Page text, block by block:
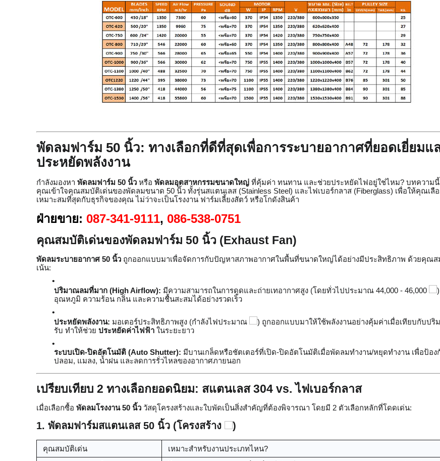
พัดลมฟาร์ม 50 นิ้ว: ทางเลือกที่ดีที่สุดเพื่อการระบายอากาศที่ยอดเยี่ยมแ
ประหยัดพลังงาน
กำลังมองหา พัดลมฟาร์ม 50 นิ้ว หรือ พัดลมอุตสาหกรรมขนาดใหญ่ ที่คุ้มค่า ทนทาน และช่วยประหยัดไฟอยู่ใช่ไหม? บทความนี้
คุณเข้าใจคุณสมบัติเด่นของพัดลมขนาด 50 นิ้ว ทั้งรุ่นสแตนเลส (Stainless Steel) และไฟเบอร์กลาส (Fiberglass) เพื่อให้คุณเลื
เหมาะสมที่สุดกับธุรกิจของคุณ ไม่ว่าจะเป็นโรงงาน ฟาร์มเลี้ยงสัตว์ หรือโกดังสินค้า
ฝ่ายขาย: 087-341-9111, 086-538-0751
คุณสมบัติเด่นของพัดลมฟาร์ม 50 นิ้ว (Exhaust Fan)
พัดลมระบายอากาศ 50 นิ้ว ถูกออกแบบมาเพื่อจัดการกับปัญหาสภาพอากาศในพื้นที่ขนาดใหญ่ได้อย่างมีประสิทธิภาพ ด้วยคุณ
เน้น:
ปริมาณลมที่มาก (High Airflow): มีความสามารถในการดูดและถ่ายเทอากาศสูง (โดยทั่วไปประมาณ 44,000 - 46,000
อุณหภูมิ ความร้อน กลิ่น และความชื้นสะสมได้อย่างรวดเร็ว
ประหยัดพลังงาน: มอเตอร์ประสิทธิภาพสูง (กำลังไฟประมาณ
) ถูกออกแบบมาให้ใช้พลังงานอย่างคุ้มค่าเมื่อเทียบกับป
รับ ทำให้ช่วย ประหยัดค่าไฟฟ้า ในระยะยาว
ระบบเปิด-ปิดอัตโนมัติ (Auto Shutter): มีบานเกล็ดหรือชัตเตอร์ที่เปิด-ปิดอัตโนมัติเมื่อพัดลมทำงาน/หยุดทำงาน เพื่อป้อง
ปลอม, แมลง, น้ำฝน และลดการรั่วไหลของอากาศภายนอก
เปรียบเทียบ 2 ทางเลือกยอดนิยม: สแตนเลส 304 vs. ไฟเบอร์กลาส
เมื่อเลือกซื้อ พัดลมโรงงาน 50 นิ้ว วัสดุโครงสร้างและใบพัดเป็นสิ่งสำคัญที่ต้องพิจารณา โดยมี 2 ตัวเลือกหลักที่โดดเด่น:
1. พัดลมฟาร์มสแตนเลส 50 นิ้ว (โครงสร้าง )
คุณสมบัติเด่น
เหมาะสำหรับงานประเภทไหน?